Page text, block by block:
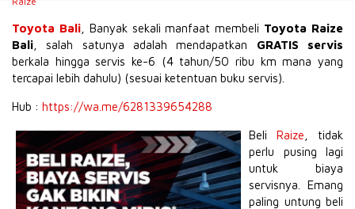
Toyota Bali, Banyak sekali manfaat membeli Toyota Raize
Bali , salah satunya adalah mendapatkan GRATIS servis
berkala hingga servis ke-6 (4 tahun/50 ribu km mana yang
tercapai lebih dahulu) (sesuai ketentuan buku servis).
Hub : https://wa.me/6281339654288
Beli Raize , tidak
perlu pusing lagi
untuk biaya
servisnya. Emang
paling untung beli